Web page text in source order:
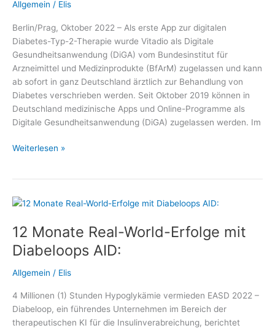
Allgemein / Elis
Berlin/Prag, Oktober 2022 – Als erste App zur digitalen
Diabetes-Typ-2-Therapie wurde Vitadio als Digitale
Gesundheitsanwendung (DiGA) vom Bundesinstitut für
Arzneimittel und Medizinprodukte (BfArM) zugelassen und kann
ab sofort in ganz Deutschland ärztlich zur Behandlung von
Diabetes verschrieben werden. Seit Oktober 2019 können in
Deutschland medizinische Apps und Online-Programme als
Digitale Gesundheitsanwendung (DiGA) zugelassen werden. Im
Diabetes-
Vitadio
sofort
als
Digitale
Gesundheitsanwendung
Weiterlesen »
12 Monate Real-World-Erfolge mit
Diabeloops AID:
Allgemein / Elis
4 Millionen (1) Stunden Hypoglykämie vermieden EASD 2022 –
Diabeloop, ein führendes Unternehmen im Bereich der
therapeutischen KI für die Insulinverabreichung, berichtet